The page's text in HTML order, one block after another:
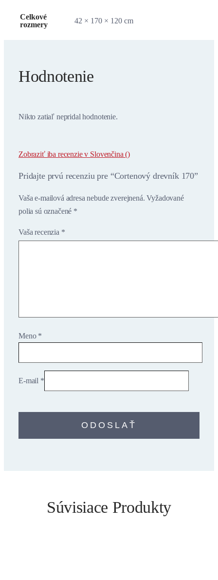
Celkové
rozmery
42 × 170 × 120 cm
Hodnotenie
Nikto zatiaľ nepridal hodnotenie.
Zobraziť iba recenzie v Slovenčina ()
Pridajte prvú recenziu pre “Cortenový drevník 170”
Vaša e-mailová adresa nebude zverejnená. Vyžadované
polia sú označené *
Vaša recenzia *
Meno *
E-mail *
Súvisiace Produkty